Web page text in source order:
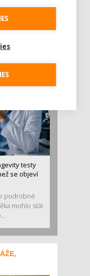
něm a ve
[...]
rezonuje
testy
se objeví
podrobné
mohlo stát